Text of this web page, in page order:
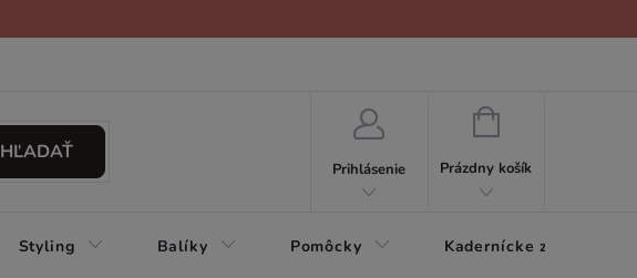
HĽADAŤ
Prihlásenie
NÁKUPNÝ
Prázdny košík
Styling Balíky Pomôcky Kadernícke zariadenie